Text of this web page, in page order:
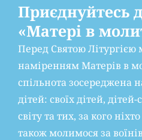
Приєднуйтесь
«Матері в
Перед Святою Літургією
наміренням Матерів в
спільнота зосереджена
дітей: своїх дітей, дітей-
світу та тих, за кого
також молимося за